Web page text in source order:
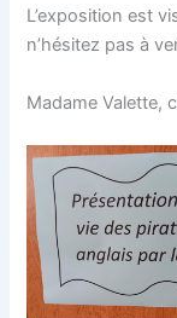
L’exposition est
n’hésitez pas à
Madame Valette,